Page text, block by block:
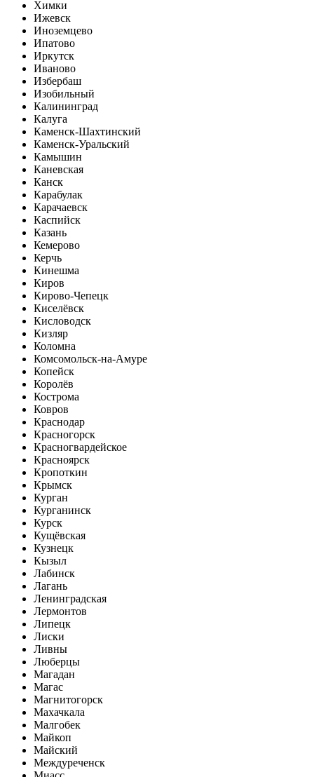
Химки
Ижевск
Иноземцево
Ипатово
Иркутск
Иваново
Избербаш
Изобильный
Калининград
Калуга
Каменск-Шахтинский
Каменск-Уральский
Камышин
Каневская
Канск
Карабулак
Карачаевск
Каспийск
Казань
Кемерово
Керчь
Кинешма
Киров
Кирово-Чепецк
Киселёвск
Кисловодск
Кизляр
Коломна
Комсомольск-на-Амуре
Копейск
Королёв
Кострома
Ковров
Краснодар
Красногорск
Красногвардейское
Красноярск
Кропоткин
Крымск
Курган
Курганинск
Курск
Кущёвская
Кузнецк
Кызыл
Лабинск
Лагань
Ленинградская
Лермонтов
Липецк
Лиски
Ливны
Люберцы
Магадан
Магас
Магнитогорск
Махачкала
Малгобек
Майкоп
Майский
Междуреченск